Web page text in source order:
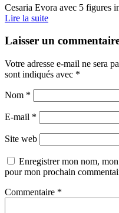
Cesaria Evora avec 5 figures
Lire la suite
Laisser un
Votre adresse e-mail ne sera
sont indiqués avec *
Nom *
E-mail *
Site web
Enregistrer mon nom,
pour mon prochain
Commentaire *